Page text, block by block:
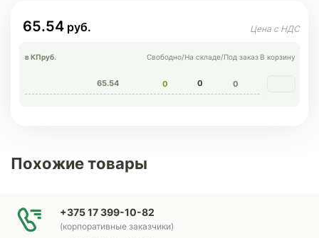
65.54
в КПруб. Свободно/На складе/Под заказ В корзину
65.54 0 0 0
Похожие товары
+375 17 399-10-82
(корпоративные заказчики)